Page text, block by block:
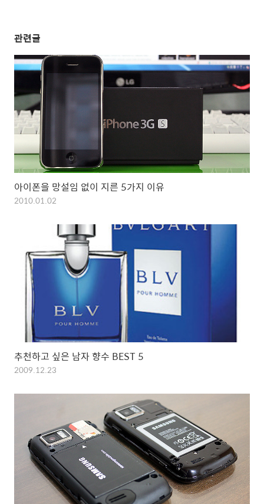
관련글
아이폰을 망설임 없이 지른 5가지 이유
2010.01.02
추천하고 싶은 남자 향수 BEST 5
2009.12.23